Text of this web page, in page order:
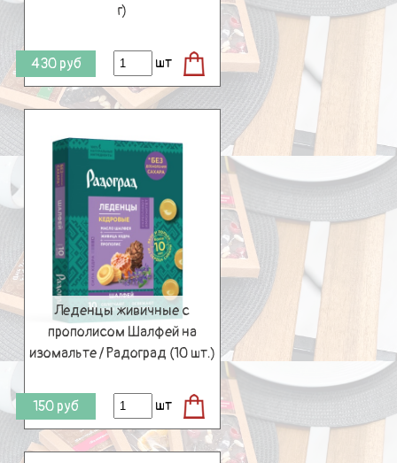
г)
430 руб шт
Леденцы живичные с
прополисом Шалфей на
изомальте / Радоград (10 шт.)
150 руб шт